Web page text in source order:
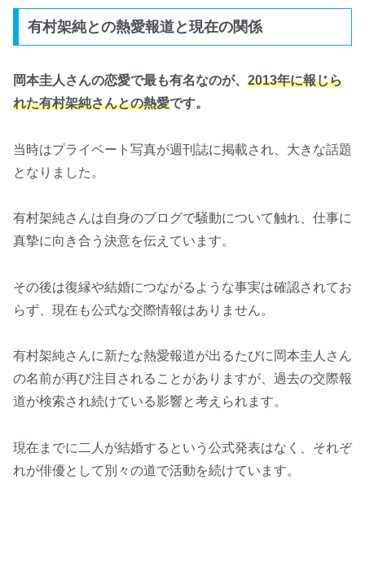
有村架純との熱愛報道と現在の関係
岡本圭人さんの恋愛で最も有名なのが、 2013年に報じら
れた有村架純さんとの熱愛です。
当時はプライベート写真が週刊誌に掲載され、大きな話題
となりました。
有村架純さんは自身のブログで騒動について触れ、仕事に
真摯に向き合う決意を伝えています。
その後は復縁や結婚につながるような事実は確認されてお
らず、現在も公式な交際情報はありません。
有村架純さんに新たな熱愛報道が出るたびに岡本圭人さん
の名前が再び注目されることがありますが、過去の交際報
道が検索され続けている影響と考えられます。
現在までに二人が結婚するという公式発表はなく、それぞ
れが俳優として別々の道で活動を続けています。